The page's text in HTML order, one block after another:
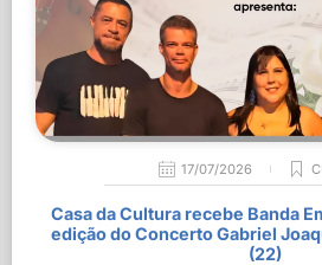
17/07/2026
Casa da Cultura recebe Banda
edição do Concerto Gabriel
(22)